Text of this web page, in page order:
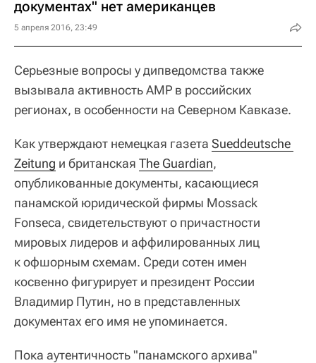
документах" нет американцев
5 апреля 2016, 23:49
Серьезные вопросы у дипведомства также
вызывала активность АМР в российских
регионах, в особенности на Северном Кавказе.
Как утверждают немецкая газета Sueddeutsche
Zeitung и британская The Guardian,
опубликованные документы, касающиеся
панамской юридической фирмы Mossack
Fonseca, свидетельствуют о причастности
мировых лидеров и аффилированных лиц
к офшорным схемам. Среди сотен имен
косвенно фигурирует и президент России
Владимир Путин, но в представленных
документах его имя не упоминается.
Пока аутентичность "панамского архива"